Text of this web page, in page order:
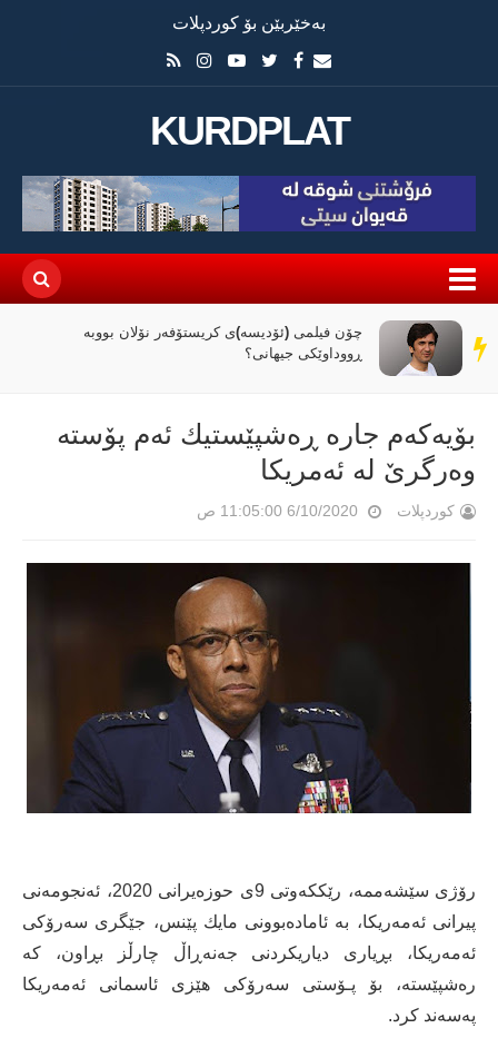
بەخێربێن بۆ کوردپلات
KURDPLAT
سەر
دێڕ
چۆن فیلمی (ئۆدیسە)ی کریستۆفەر نۆلان بووبە
ڕووداوێکی جیهانی؟
بۆیەكەم جارە ڕەشپێستیك ئەم پۆستە
وەرگرێ لە ئەمریكا
کوردپلات 6/10/2020 11:05:00 ص
رۆژی سێشەممە، رێككه‌وتی 9ی حوزه‌یرانی 2020، ئه‌نجومه‌نی
پیرانی ئه‌مه‌ریكا، به‌ ئاماده‌بوونی مایك پێنس، جێگری سه‌رۆكی
ئه‌مه‌ریكا، بڕیاری دیاریكردنی جه‌نه‌ڕاڵ چارڵز بڕاون، كه‌
ره‌شپێسته‌، بۆ پـۆستی سەرۆکی هێزی ئاسمانی ئه‌مه‌ریكا
په‌سه‌ند كرد.